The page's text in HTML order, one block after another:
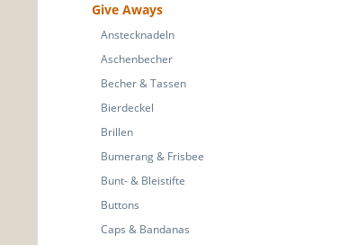
Give Aways
Anstecknadeln
Aschenbecher
Becher & Tassen
Bierdeckel
Brillen
Bumerang & Frisbee
Bunt- & Bleistifte
Buttons
Caps & Bandanas